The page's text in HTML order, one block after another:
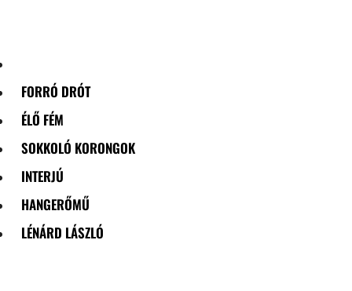
FORRÓ DRÓT
ÉLŐ FÉM
SOKKOLÓ KORONGOK
INTERJÚ
HANGERŐMŰ
LÉNÁRD LÁSZLÓ